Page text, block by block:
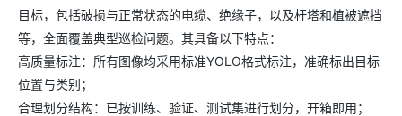
目标，包括破损与正常状态的电缆、绝缘子，以及杆塔和植被遮挡
等，全面覆盖典型巡检问题。其具备以下特点：
高质量标注：所有图像均采用标准YOLO格式标注，准确标出目标
位置与类别；
合理划分结构：已按训练、验证、测试集进行划分，开箱即用；